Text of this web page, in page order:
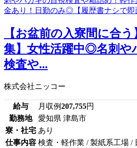
【お盆前の入寮間に合
集】女性活躍中◎名刺や
検査や...
株式会社ニッコー
給与 月収例207,755円
勤務地
愛知県 津島市
寮・社宅 あり
仕事内容 検査・軽作業 / 製紙系工場 /